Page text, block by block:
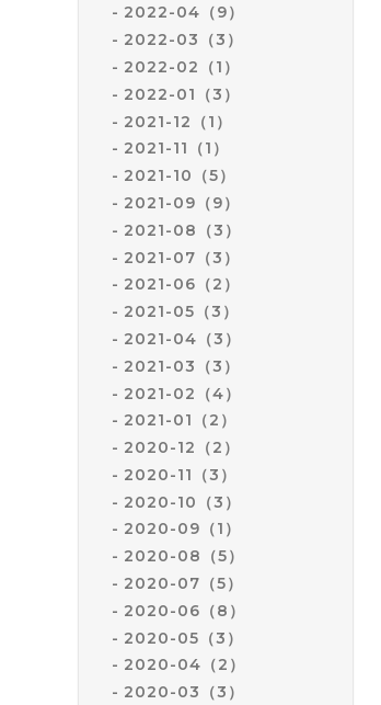
2022-04（9）
2022-03（3）
2022-02（1）
2022-01（3）
2021-12（1）
2021-11（1）
2021-10（5）
2021-09（9）
2021-08（3）
2021-07（3）
2021-06（2）
2021-05（3）
2021-04（3）
2021-03（3）
2021-02（4）
2021-01（2）
2020-12（2）
2020-11（3）
2020-10（3）
2020-09（1）
2020-08（5）
2020-07（5）
2020-06（8）
2020-05（3）
2020-04（2）
2020-03（3）